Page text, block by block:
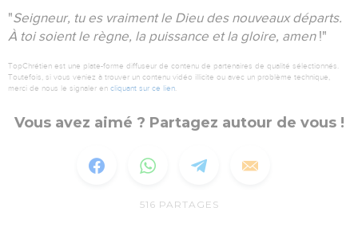
"Seigneur, tu es vraiment le Dieu des nouveaux départs.
À toi soient le règne, la puissance et la gloire, amen !"
TopChrétien est une plate-forme diffuseur de contenu de partenaires de qualité sélectionnés.
Toutefois, si vous veniez à trouver un contenu vidéo illicite ou avec un problème technique,
merci de nous le signaler en cliquant sur ce lien.
Vous avez aimé ? Partagez autour de vous !
516 PARTAGES